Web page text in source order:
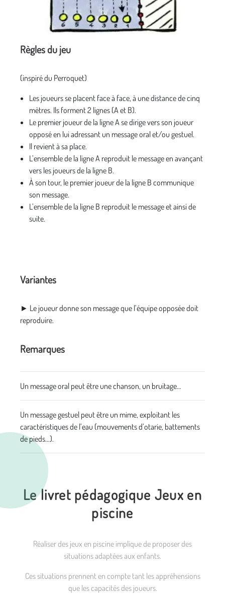
Règles du jeu
(inspiré du Perroquet)
Les joueurs se placent face à face, à une distance de cinq
mètres. Ils forment 2 lignes (A et B).
Le premier joueur de la ligne A se dirige vers son joueur
opposé en lui adressant un message oral et/ou gestuel.
Il revient à sa place.
L’ensemble de la ligne A reproduit le message en avançant
vers les joueurs de la ligne B.
À son tour, le premier joueur de la ligne B communique
son message.
L’ensemble de la ligne B reproduit le message et ainsi de
suite.
Variantes
► Le joueur donne son message que l’équipe opposée doit
reproduire.
Remarques
Un message oral peut être une chanson, un bruitage…
Un message gestuel peut être un mime, exploitant les
caractéristiques de l’eau (mouvements d’otarie, battements
de pieds…).
Le livret pédagogique Jeux en
piscine
Réaliser des jeux en piscine implique de proposer des
situations adaptées aux enfants.
Ces situations prennent en compte tant les appréhensions
que les capacités des joueurs.